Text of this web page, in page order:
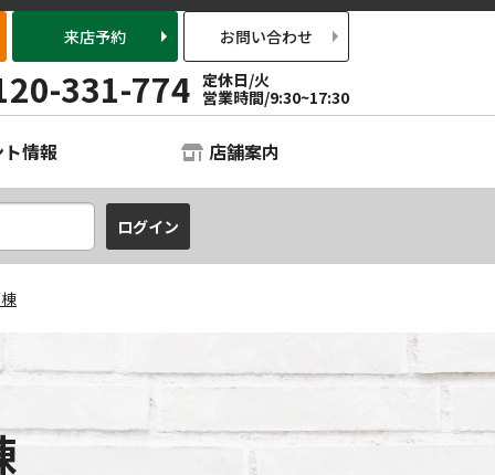
来店予約 お問い合わせ
331-774 定休日/火
営業時間/9:30~17:30
情報 店舗案内